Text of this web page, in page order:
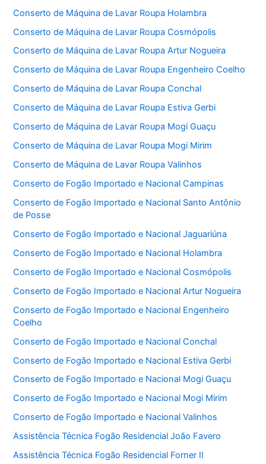
Conserto de Máquina de Lavar Roupa Holambra
Conserto de Máquina de Lavar Roupa Cosmópolis
Conserto de Máquina de Lavar Roupa Artur Nogueira
Conserto de Máquina de Lavar Roupa Engenheiro Coelho
Conserto de Máquina de Lavar Roupa Conchal
Conserto de Máquina de Lavar Roupa Estiva Gerbi
Conserto de Máquina de Lavar Roupa Mogi Guaçu
Conserto de Máquina de Lavar Roupa Mogi Mirim
Conserto de Máquina de Lavar Roupa Valinhos
Conserto de Fogão Importado e Nacional Campinas
Conserto de Fogão Importado e Nacional Santo Antônio
de Posse
Conserto de Fogão Importado e Nacional Jaguariúna
Conserto de Fogão Importado e Nacional Holambra
Conserto de Fogão Importado e Nacional Cosmópolis
Conserto de Fogão Importado e Nacional Artur Nogueira
Conserto de Fogão Importado e Nacional Engenheiro
Coelho
Conserto de Fogão Importado e Nacional Conchal
Conserto de Fogão Importado e Nacional Estiva Gerbi
Conserto de Fogão Importado e Nacional Mogi Guaçu
Conserto de Fogão Importado e Nacional Mogi Mirim
Conserto de Fogão Importado e Nacional Valinhos
Assistência Técnica Fogão Residencial João Favero
Assistência Técnica Fogão Residencial Forner II